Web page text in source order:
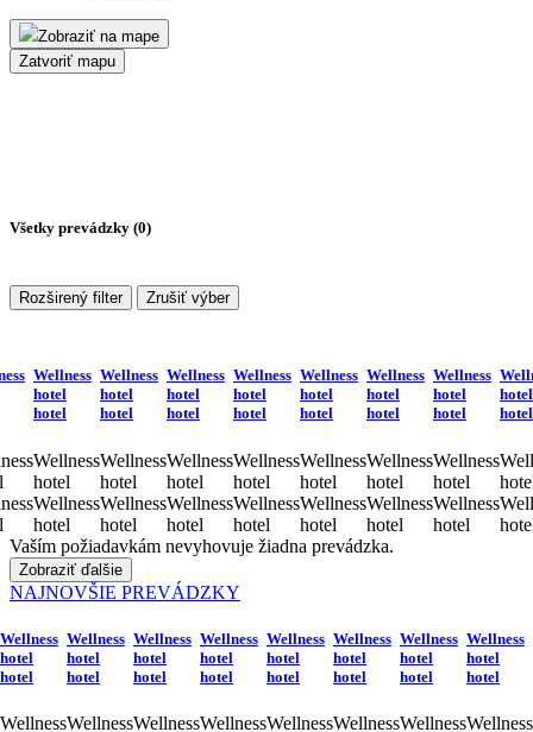
Zobraziť na mape
Zatvoriť mapu
Všetky prevádzky (0)
Rozširený filter Zrušiť výber
Wellness
hotel
hotel
Wellness
hotel
Wellness
hotel
Wellness
hotel
hotel
Wellness
hotel
Wellness
hotel
Wellness
hotel
hotel
Wellness
hotel
Wellness
hotel
Wellness
hotel
hotel
Wellness
hotel
Wellness
hotel
Wellness
hotel
hotel
Wellness
hotel
Wellness
hotel
Wellness
hotel
hotel
Wellness
hotel
Wellness
hotel
Wellness
hotel
hotel
Wellness
hotel
Wellness
hotel
hotel
hotel
Vaším požiadavkám nevyhovuje žiadna prevádzka.
Zobraziť ďalšie
NAJNOVŠIE PREVÁDZKY
Wellness
hotel
hotel
Wellness
Wellness
hotel
hotel
Wellness
Wellness
hotel
hotel
Wellness
Wellness
hotel
hotel
Wellness
Wellness
hotel
hotel
Wellness
Wellness
hotel
hotel
Wellness
Wellness
hotel
hotel
Wellness
Wellness
hotel
hotel
Wellness